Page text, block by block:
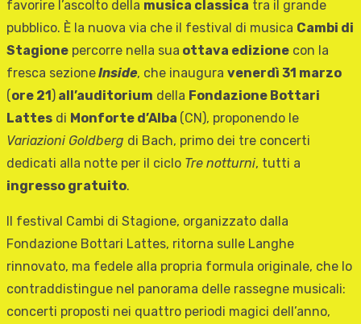
favorire l’ascolto della musica classica tra il grande
pubblico. È la nuova via che il festival di musica Cambi di
Stagione percorre nella sua ottava edizione con la
fresca sezioneInside, che inaugura venerdì 31 marzo
( ore 21 ) all’auditorium della Fondazione Bottari
Lattes di Monforte d’Alba (CN), proponendo le
Variazioni Goldberg di Bach, primo dei tre concerti
dedicati alla notte per il ciclo Tre notturni, tutti a
ingresso gratuito.
Il festival Cambi di Stagione, organizzato dalla
Fondazione Bottari Lattes, ritorna sulle Langhe
rinnovato, ma fedele alla propria formula originale, che lo
contraddistingue nel panorama delle rassegne musicali:
concerti proposti nei quattro periodi magici dell’anno,